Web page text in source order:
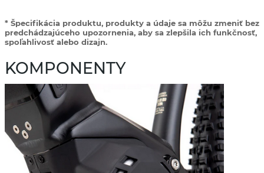
* Špecifikácia produktu, produkty a údaje sa môžu zmeniť bez
predchádzajúceho upozornenia, aby sa zlepšila ich funkčnosť,
spoľahlivosť alebo dizajn.
KOMPONENTY